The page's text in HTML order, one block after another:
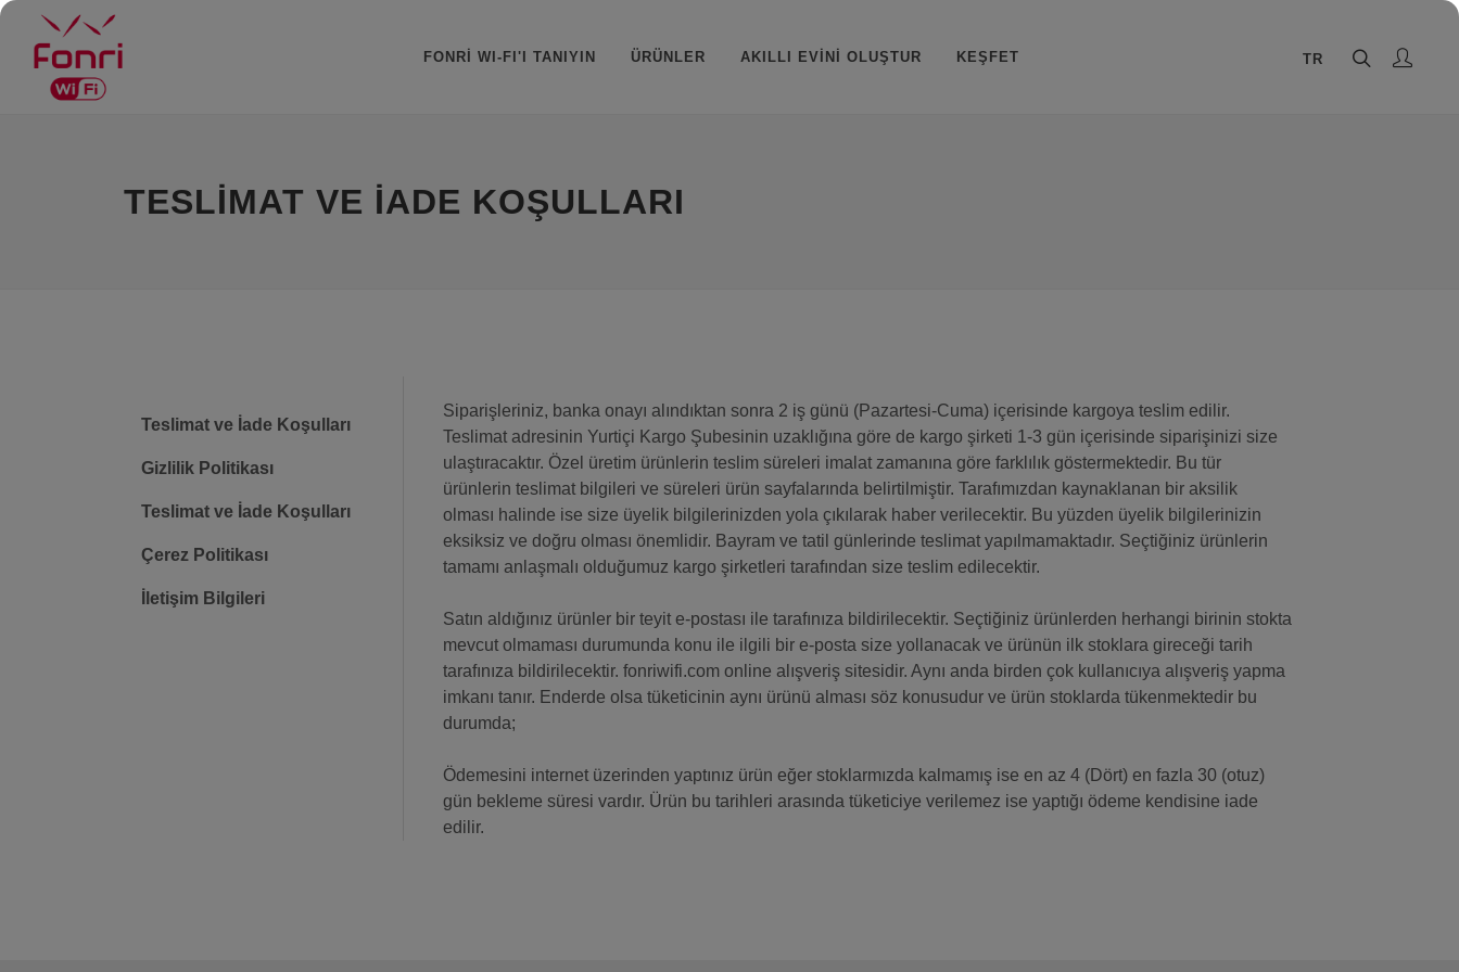
FONRI WI-FI'I TANIYIN ÜRÜNLER AKILLI EVİNİ OLUŞTUR KEŞFET TR
TESLIMAT VE İADE KOŞULLARI
Teslimat ve İade Koşulları
Gizlilik Politikası
Teslimat ve İade Koşulları
Çerez Politikası
İletişim Bilgileri
Siparişleriniz, banka onayı alındıktan sonra 2 iş günü (Pazartesi-Cuma) içerisinde kargoya teslim edilir.
Teslimat adresinin Yurtiçi Kargo Şubesinin uzaklığına göre de kargo şirketi 1-3 gün içerisinde siparişinizi size
ulaştıracaktır. Özel üretim ürünlerin teslim süreleri imalat zamanına göre farklılık göstermektedir. Bu tür
ürünlerin teslimat bilgileri ve süreleri ürün sayfalarında belirtilmiştir. Tarafımızdan kaynaklanan bir aksilik
olması halinde ise size üyelik bilgilerinizden yola çıkılarak haber verilecektir. Bu yüzden üyelik bilgilerinizin
eksiksiz ve doğru olması önemlidir. Bayram ve tatil günlerinde teslimat yapılmamaktadır. Seçtiğiniz ürünlerin
tamamı anlaşmalı olduğumuz kargo şirketleri tarafından size teslim edilecektir.
Satın aldığınız ürünler bir teyit e-postası ile tarafınıza bildirilecektir. Seçtiğiniz ürünlerden herhangi birinin stokta
mevcut olmaması durumunda konu ile ilgili bir e-posta size yollanacak ve ürünün ilk stoklara gireceği tarih
tarafınıza bildirilecektir. fonriwifi.com online alışveriş sitesidir. Aynı anda birden çok kullanıcıya alışveriş yapma
imkanı tanır. Enderde olsa tüketicinin aynı ürünü alması söz konusudur ve ürün stoklarda tükenmektedir bu
durumda;
Ödemesini internet üzerinden yaptınız ürün eğer stoklarmızda kalmamış ise en az 4 (Dört) en fazla 30 (otuz)
gün bekleme süresi vardır. Ürün bu tarihleri arasında tüketiciye verilemez ise yaptığı ödeme kendisine iade
edilir.